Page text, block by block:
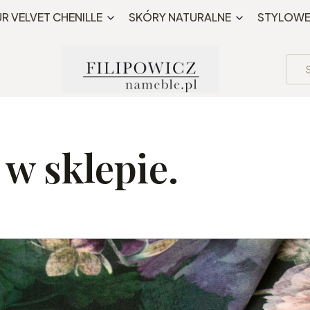
Bezpłatna wysyłka MWZ 195 PLN
VELVET CHENILLE SKÓRY NATURALNE STYLOWE
sklepie.